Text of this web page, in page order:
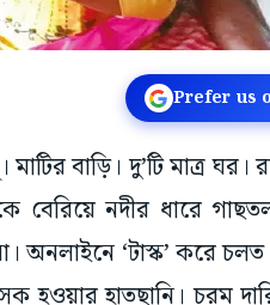
Prefer us
বাড়ি। দু’টি মাত্র ঘর।
নদীর ধারে
‘টাস্ক’ করে চলত
হওয়ার হাতছানি। চরম